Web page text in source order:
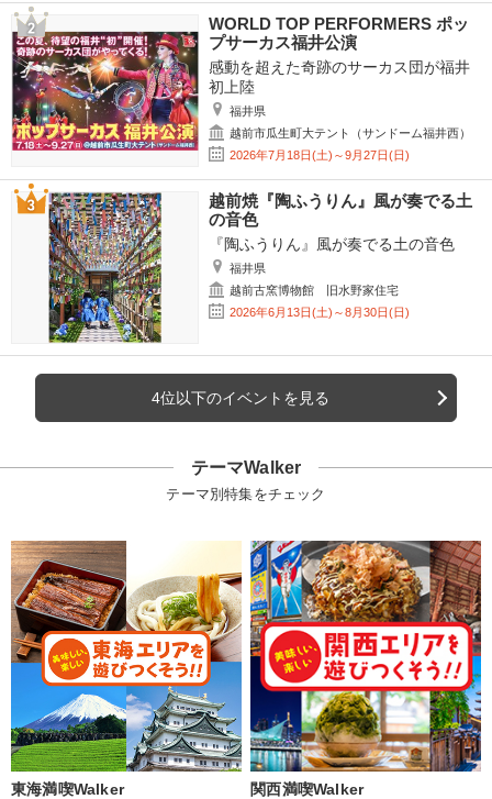
WORLD TOP PERFORMERS ポッ
プサーカス福井公演
感動を超えた奇跡のサーカス団が福井
初上陸
福井県
越前市瓜生町大テント（サンドーム福井西）
2026年7月18日(土)～9月27日(日)
越前焼『陶ふうりん』風が奏でる土
の音色
『陶ふうりん』風が奏でる土の音色
福井県
越前古窯博物館 旧水野家住宅
2026年6月13日(土)～8月30日(日)
4位以下のイベントを見る
テーマWalker
テーマ別特集をチェック
東海満喫Walker 関西満喫Walker